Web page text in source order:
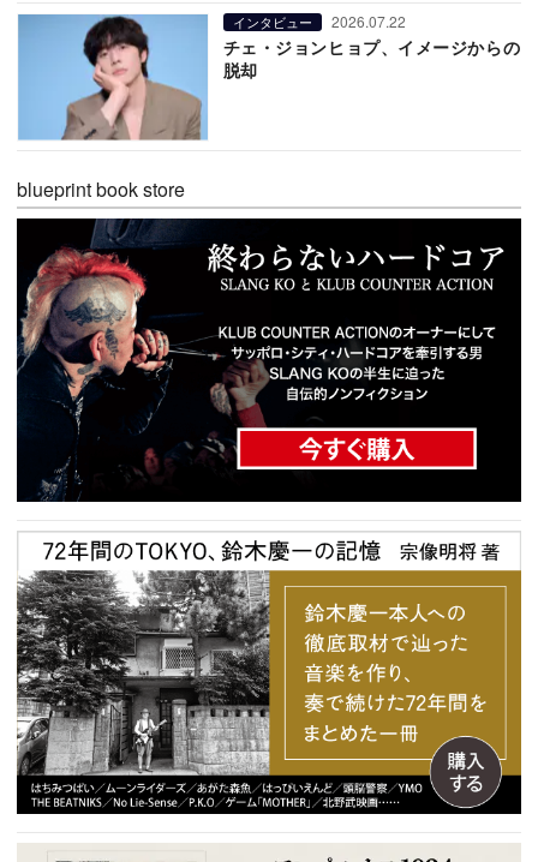
インタビュー 2026.07.22
チェ・ジョンヒョプ、イメージからの
脱却
blueprint book store